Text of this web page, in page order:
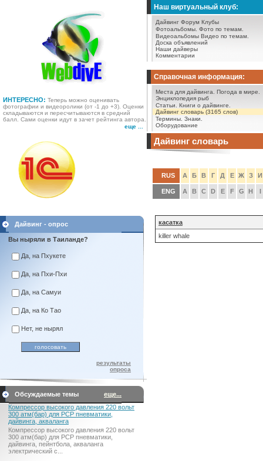
ИНТЕРЕСНО: Теперь можно оценивать
фотографии и видеоролики (от -1 до +3). Оценки
складываются и пересчитываются в средний
балл. Сами оценки идут в зачет рейтинга автора.
еще ...
Наш виртуальный клуб:
Дайвинг Форум Клубы
Фотоальбомы. Фото по темам.
Видеоальбомы Видео по темам.
Доска объявлений
Наши дайверы
Комментарии
Справочная информация:
Места для дайвинга.
Погода в мире.
Энциклопедия рыб
Статьи.
Книги о дайвинге.
Дайвинг словарь (3165 слов)
Термины. Знаки.
Оборудование
Дайвинг - опрос
Вы ныряли в Таиланде?
Да, на Пхукете
Да, на Пхи-Пхи
Да, на Самуи
Да, на Ко Тао
Нет, не нырял
результаты
опроса
Обсуждаемые темы
еще...
Компрессор высокого давления 220 вольт
300 атм(бар) для PCP пневматики,
дайвинга, акваланга
Компрессор высокого давления 220 вольт
300 атм(бар) для PCP пневматики,
дайвинга, пейнтбола, акваланга
электрический c...
Дайвинг словарь
RUS А Б В Г Д Е Ж З И
ENG A B C D E F G H I
касатка
killer whale